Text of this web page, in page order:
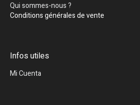
Qui sommes-nous ?
Conditions générales de vente
Infos utiles
Mi Cuenta